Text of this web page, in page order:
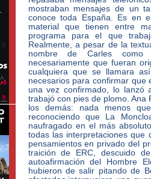
mostraban mensajes de un
conoce toda España. Es en
material que tienen entre
programa para el que
Realmente, a pesar de la
nombre de Carles como
necesariamente que fueran
cualquiera que se llamara
necesarios para confirmar que
una vez confirmado, lo
trabajó con pies de plomo.
los demás: nada menos
reconociendo que La
naufragado en el más
todas las interpretaciones que
pensamientos en privado del
traición de ERC, descuido
autoafirmación del Hombre
hubieron de salir pitando de